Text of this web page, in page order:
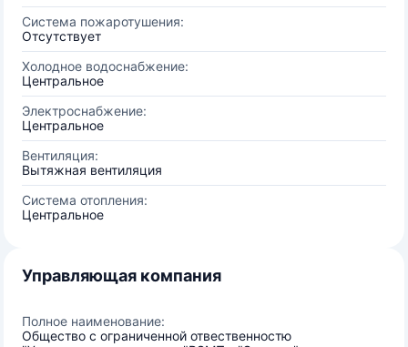
Система пожаротушения:
Отсутствует
Холодное водоснабжение:
Центральное
Электроснабжение:
Центральное
Вентиляция:
Вытяжная вентиляция
Система отопления:
Центральное
Управляющая компания
Полное наименование:
Общество с ограниченной отвественностю